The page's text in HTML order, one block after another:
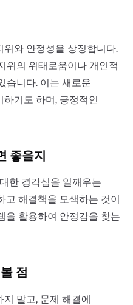
와 안정성을 상징합니다.
위의 위태로움이나 개인적
습니다. 이는 새로운
기도 하며, 긍정적인
좋을지
한 경각심을 일깨우는
고 해결책을 모색하는 것이
을 활용하여 안정감을 찾는
점
말고, 문제 해결에